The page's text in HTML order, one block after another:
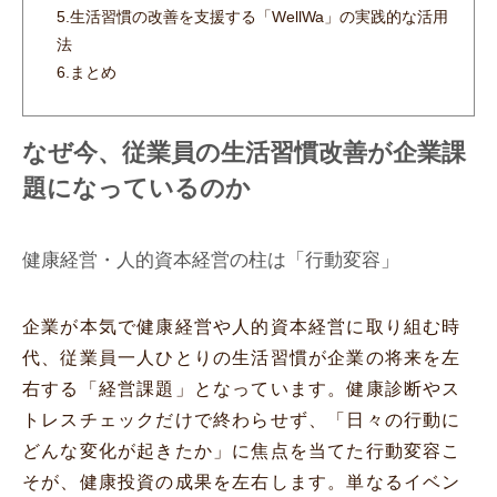
5.生活習慣の改善を支援する「WellWa」の実践的な活用
法
6.まとめ
なぜ今、従業員の生活習慣改善が企業課
題になっているのか
健康経営・人的資本経営の柱は「行動変容」
企業が本気で健康経営や人的資本経営に取り組む時
代、従業員一人ひとりの生活習慣が企業の将来を左
右する「経営課題」となっています。健康診断やス
トレスチェックだけで終わらせず、「日々の行動に
どんな変化が起きたか」に焦点を当てた行動変容こ
そが、健康投資の成果を左右します。単なるイベン